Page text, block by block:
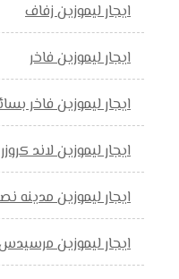
ايجار ليموزين زفاف
ايجار ليموزين فاخر
ايجار ليموزين فاخر
ايجار ليموزين لاند كروزر
ايجار ليموزين مدينه
ايجار ليموزين